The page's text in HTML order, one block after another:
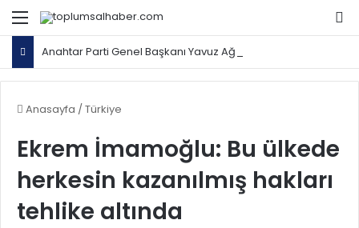
Menü
Anasayfa /Türkiye
Ekrem İmamoğlu: Bu ülkede
herkesin kazanılmış hakları
tehlike altında